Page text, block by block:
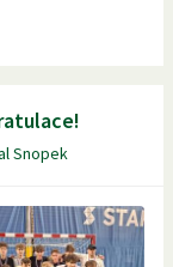
Snopek